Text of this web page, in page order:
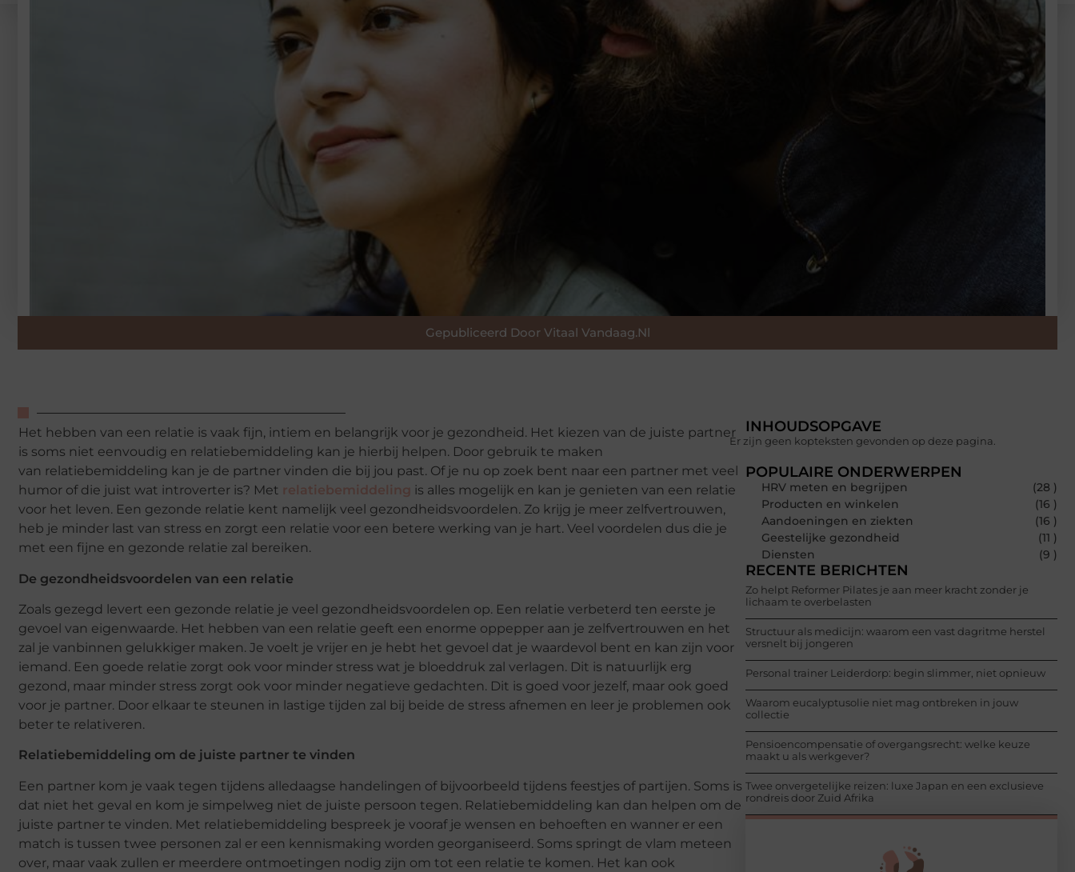
Gepubliceerd Door Vitaal Vandaag.nl
Het hebben van een relatie is vaak fijn, intiem en belangrijk voor je gezondheid. Het kiezen van de juiste partner
is soms niet eenvoudig en relatiebemiddeling kan je hierbij helpen. Door gebruik te maken
van relatiebemiddeling kan je de partner vinden die bij jou past. Of je nu op zoek bent naar een partner met veel
humor of die juist wat introverter is? Met relatiebemiddeling is alles mogelijk en kan je genieten van een relatie
voor het leven. Een gezonde relatie kent namelijk veel gezondheidsvoordelen. Zo krijg je meer zelfvertrouwen,
heb je minder last van stress en zorgt een relatie voor een betere werking van je hart. Veel voordelen dus die je
met een fijne en gezonde relatie zal bereiken.
De gezondheidsvoordelen van een relatie
Zoals gezegd levert een gezonde relatie je veel gezondheidsvoordelen op. Een relatie verbeterd ten eerste je
gevoel van eigenwaarde. Het hebben van een relatie geeft een enorme oppepper aan je zelfvertrouwen en het
zal je vanbinnen gelukkiger maken. Je voelt je vrijer en je hebt het gevoel dat je waardevol bent en kan zijn voor
iemand. Een goede relatie zorgt ook voor minder stress wat je bloeddruk zal verlagen. Dit is natuurlijk erg
gezond, maar minder stress zorgt ook voor minder negatieve gedachten. Dit is goed voor jezelf, maar ook goed
voor je partner. Door elkaar te steunen in lastige tijden zal bij beide de stress afnemen en leer je problemen ook
beter te relativeren.
Relatiebemiddeling om de juiste partner te vinden
Een partner kom je vaak tegen tijdens alledaagse handelingen of bijvoorbeeld tijdens feestjes of partijen. Soms is
dat niet het geval en kom je simpelweg niet de juiste persoon tegen. Relatiebemiddeling kan dan helpen om de
juiste partner te vinden. Met relatiebemiddeling bespreek je vooraf je wensen en behoeften en wanner er een
match is tussen twee personen zal er een kennismaking worden georganiseerd. Soms springt de vlam meteen
over, maar vaak zullen er meerdere ontmoetingen nodig zijn om tot een relatie te komen. Het kan ook
INHOUDSOPGAVE
Er zijn geen kopteksten gevonden op deze pagina.
POPULAIRE ONDERWERPEN
HRV meten en begrijpen
(28 )
Producten en winkelen
(16 )
Aandoeningen en ziekten
(16 )
Geestelijke gezondheid
(11 )
Diensten
(9 )
RECENTE BERICHTEN
Zo helpt Reformer Pilates je aan meer kracht zonder je
lichaam te overbelasten
Structuur als medicijn: waarom een vast dagritme herstel
versnelt bij jongeren
Personal trainer Leiderdorp: begin slimmer, niet opnieuw
Waarom eucalyptusolie niet mag ontbreken in jouw
collectie
Pensioencompensatie of overgangsrecht: welke keuze
maakt u als werkgever?
Twee onvergetelijke reizen: luxe Japan en een exclusieve
rondreis door Zuid Afrika